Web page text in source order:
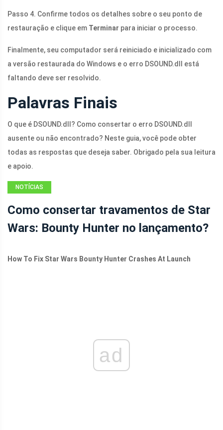
Passo 4. Confirme todos os detalhes sobre o seu ponto de
restauração e clique em Terminar para iniciar o processo.
Finalmente, seu computador será reiniciado e inicializado com
a versão restaurada do Windows e o erro DSOUND.dll
está
faltando deve ser resolvido.
Palavras Finais
O que é DSOUND.dll ? Como consertar o erro DSOUND.dll
ausente ou não encontrado? Neste guia, você pode obter
todas as respostas que deseja saber. Obrigado pela sua leitura
e apoio.
NOTÍCIAS
Como consertar travamentos de Star
Wars: Bounty Hunter no lançamento?
How To Fix Star Wars Bounty Hunter Crashes At Launch
ad